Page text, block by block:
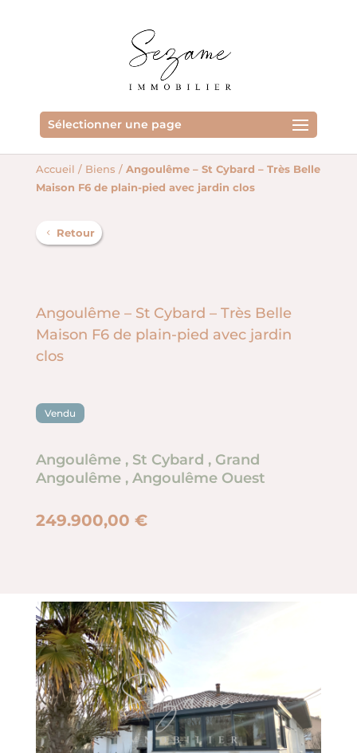
Sélectionner une page
Accueil / Biens / Angoulême – St Cybard – Très Belle
Maison F6 de plain-pied avec jardin clos
Retour
Angoulême – St Cybard – Très Belle
Maison F6 de plain-pied avec jardin
clos
Vendu
Angoulême , St Cybard , Grand
Angoulême , Angoulême Ouest
249.900,00 €